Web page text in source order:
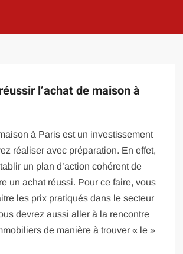
l’achat de maison à
à Paris est un investissement
réaliser avec préparation. En effet,
un plan d’action cohérent de
un achat réussi. Pour ce faire, vous
les prix pratiqués dans le secteur
devrez aussi aller à la rencontre
de manière à trouver « le »